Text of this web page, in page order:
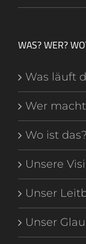
WAS? WER?
Was läuft
Wer
Wo ist das?
Unsere
Unser
Unser